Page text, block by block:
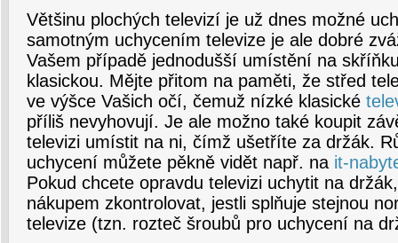
Většinu plochých televizí je už dnes možné
samotným uchycením televize je ale dobré
Vašem případě jednodušší umístění na
klasickou. Mějte přitom na paměti, že střed
ve výšce Vašich očí, čemuž nízké klasické
příliš nevyhovují. Je ale možno také koupit
televizi umístit na ni, čímž ušetříte za držák.
uchycení můžete pěkně vidět např. na it-
Pokud chcete opravdu televizi uchytit na
nákupem zkontrolovat, jestli splňuje stejnou
televize (tzn. rozteč šroubů pro uchycení na